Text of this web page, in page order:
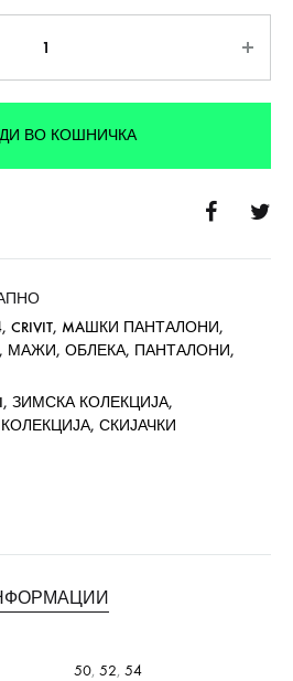
ВО КОШНИЧКА
, CRIVIT, MAШКИ ПАНТАЛОНИ,
, МАЖИ, ОБЛЕКА, ПАНТАЛОНИ,
, ЗИМСКА КОЛЕКЦИЈА,
, СКИЈАЧКИ
50, 52, 54